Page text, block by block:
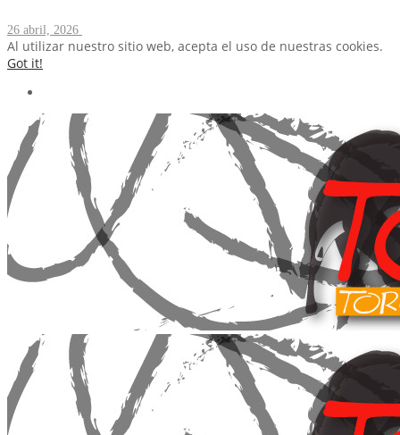
26 abril, 2026
Al utilizar nuestro sitio web, acepta el uso de nuestras cookies.
Got it!